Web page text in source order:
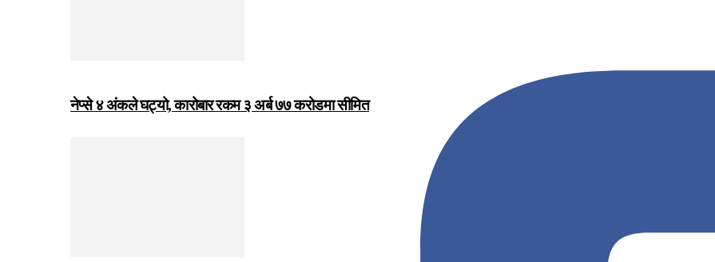
नेप्से ४ अंकले घट्यो, कारोबार रकम ३ अर्ब ७७ करोडमा सीमित